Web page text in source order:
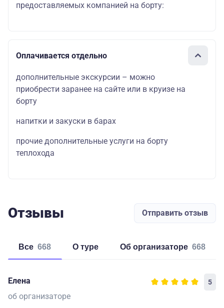
предоставляемых компанией на борту:
Оплачивается отдельно
дополнительные экскурсии – можно
приобрести заранее на сайте или в круизе на
борту
напитки и закуски в барах
прочие дополнительные услуги на борту
теплохода
Отзывы Отправить отзыв
Все 668 о туре об организаторе 668
Елена 5
об организаторе